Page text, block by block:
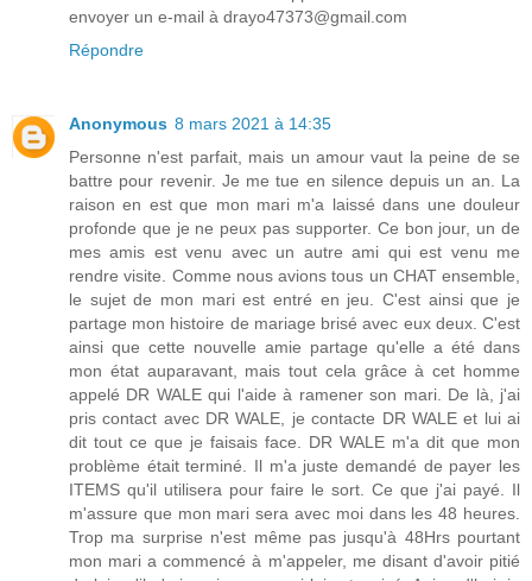
envoyer un e-mail à drayo47373@gmail.com
Répondre
Anonymous 8 mars 2021 à 14:35
Personne n'est parfait, mais un amour vaut la peine de se
battre pour revenir. Je me tue en silence depuis un an. La
raison en est que mon mari m'a laissé dans une douleur
profonde que je ne peux pas supporter. Ce bon jour, un de
mes amis est venu avec un autre ami qui est venu me
rendre visite. Comme nous avions tous un CHAT ensemble,
le sujet de mon mari est entré en jeu. C'est ainsi que je
partage mon histoire de mariage brisé avec eux deux. C'est
ainsi que cette nouvelle amie partage qu'elle a été dans
mon état auparavant, mais tout cela grâce à cet homme
appelé DR WALE qui l'aide à ramener son mari. De là, j'ai
pris contact avec DR WALE, je contacte DR WALE et lui ai
dit tout ce que je faisais face. DR WALE m'a dit que mon
problème était terminé. Il m'a juste demandé de payer les
ITEMS qu'il utilisera pour faire le sort. Ce que j'ai payé. Il
m'assure que mon mari sera avec moi dans les 48 heures.
Trop ma surprise n'est même pas jusqu'à 48Hrs pourtant
mon mari a commencé à m'appeler, me disant d'avoir pitié